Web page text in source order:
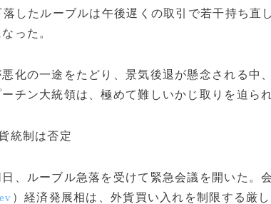
したルーブルは午後遅くの取引で若干持ち直
った。
化の一途をたどり、景気後退が懸念される中
チン大統領は、極めて難しいかじ取りを迫ら
統制は否定
、ルーブル急落を受けて緊急会議を開いた。
）経済発展相は、外貨買い入れを制限する厳